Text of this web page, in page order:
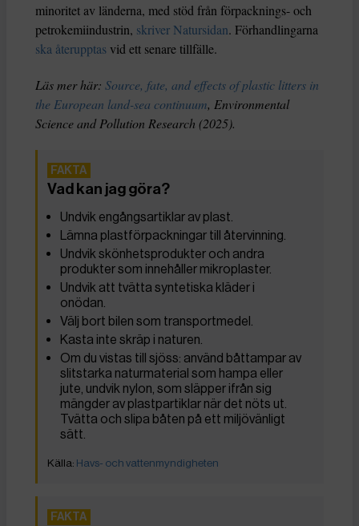
minoritet av länderna, med stöd från förpacknings- och
petrokemiindustrin, skriver Natursidan. Förhandlingarna
ska återupptas vid ett senare tillfälle.
Läs mer här: Source, fate, and effects of plastic litters in
the European land-sea continuum, Environmental
Science and Pollution Research (2025).
Vad kan jag göra?
Undvik engångsartiklar av plast.
Lämna plastförpackningar till återvinning.
Undvik skönhetsprodukter och andra
produkter som innehåller mikroplaster.
Undvik att tvätta syntetiska kläder i
onödan.
Välj bort bilen som transportmedel.
Kasta inte skräp i naturen.
Om du vistas till sjöss: använd båttampar av
slitstarka naturmaterial som hampa eller
jute, undvik nylon, som släpper ifrån sig
mängder av plastpartiklar när det nöts ut.
Tvätta och slipa båten på ett miljövänligt
sätt.
Havs- och vattenmyndigheten